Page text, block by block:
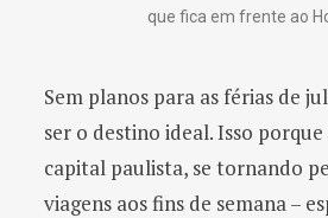
que fica em frente ao
Sem planos para as férias de
ser o destino ideal. Isso
capital paulista, se tornando
viagens aos fins de semana –